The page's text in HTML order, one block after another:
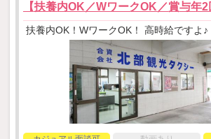
【扶養内OK／WワークOK／賞与年2
扶養内OK！WワークOK！ 高時給ですよ♪